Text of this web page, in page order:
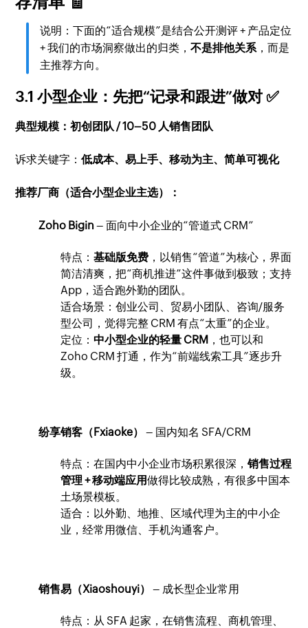
说明：下面的“适合规模”是结合公开测评 + 产品定位
+ 我们的市场洞察做出的归类，不是排他关系，而是
主推荐方向。
3.1 小型企业：先把“记录和跟进”做对 ✅
典型规模：初创团队 / 10–50 人销售团队
诉求关键字：低成本、易上手、移动为主、简单可视化
推荐厂商（适合小型企业主选）：
Zoho Bigin – 面向中小企业的“管道式 CRM”
特点：基础版免费 ，以销售“管道”为核心，界面
简洁清爽，把“商机推进”这件事做到极致；支持
App，适合跑外勤的团队。
适合场景：创业公司、贸易小团队、咨询/服务
型公司，觉得完整 CRM 有点“太重”的企业。
定位：中小型企业的轻量 CRM ，也可以和
Zoho CRM 打通，作为“前端线索工具”逐步升
级。
纷享销客（Fxiaoke） – 国内知名 SFA/CRM
特点：在国内中小企业市场积累很深，销售过程
管理 + 移动端应用做得比较成熟，有很多中国本
土场景模板。
适合：以外勤、地推、区域代理为主的中小企
业，经常用微信、手机沟通客户。
销售易（Xiaoshouyi） – 成长型企业常用
特点：从 SFA 起家，在销售流程、商机管理、